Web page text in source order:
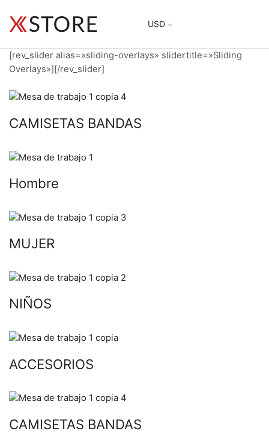
USD
[rev_slider alias=»sliding-overlays» slidertitle=»Sliding
Overlays»][/rev_slider]
CAMISETAS BANDAS
Hombre
MUJER
NIÑOS
ACCESORIOS
CAMISETAS BANDAS